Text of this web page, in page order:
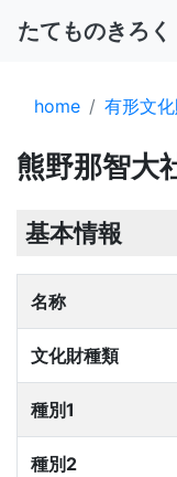
たてものきろく
home 有形文
熊野那智
基本情報
名称
文化財種類
種別1
種別2